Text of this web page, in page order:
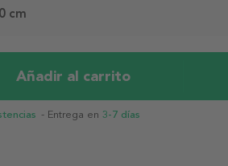
cm
Añadir al carrito
- Entrega en 3-7 días